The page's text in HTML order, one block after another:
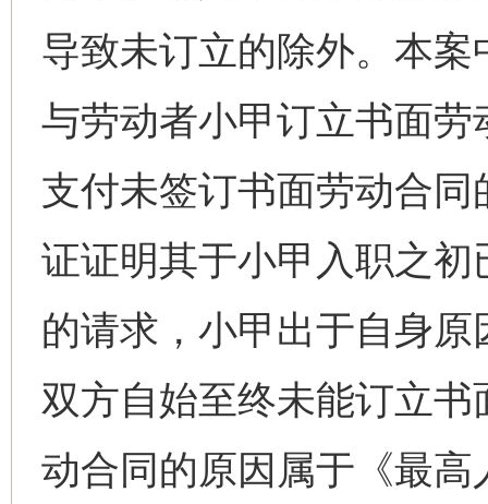
导致未订立的除外。本
与劳动者小甲订立书面
支付未签订书面劳动合
证证明其于小甲入职之
的请求，小甲出于自身
双方自始至终未能订立
动合同的原因属于《最